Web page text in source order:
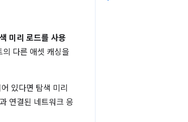
미리 로드를 사용
다른 애셋 캐싱을
있다면 탐색 미리
연결된 네트워크 응